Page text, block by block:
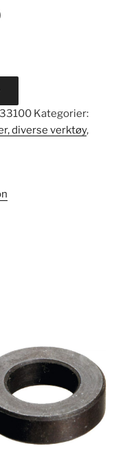
Kategorier:
diverse verktøy,